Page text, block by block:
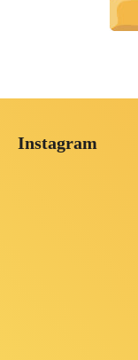
Instagram